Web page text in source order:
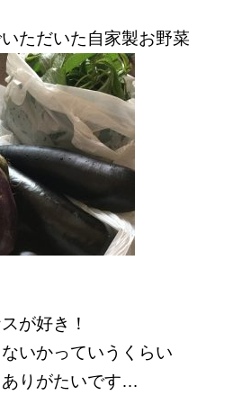
ただいた自家製お野菜
が好き！
いかっていうくらい
りがたいです…